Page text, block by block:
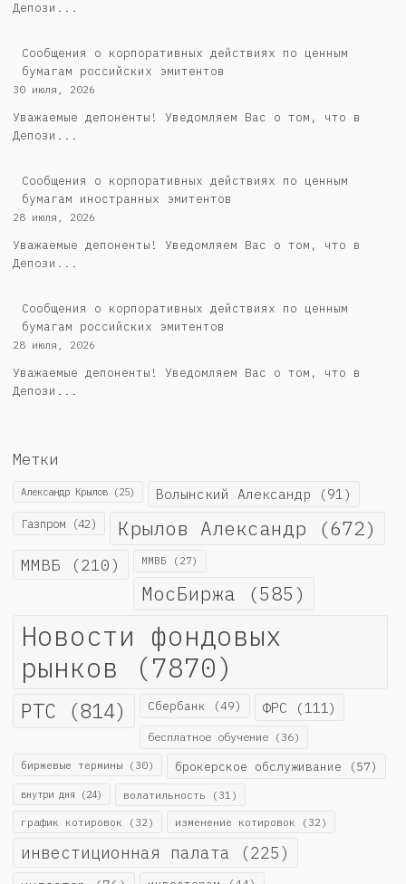
Депози...
Cообщения о корпоративных действиях по ценным
бумагам российских эмитентов
30 июля, 2026
Уважаемые депоненты! Уведомляем Вас о том, что в
Депози...
Сообщения о корпоративных действиях по ценным
бумагам иностранных эмитентов
28 июля, 2026
Уважаемые депоненты! Уведомляем Вас о том, что в
Депози...
Cообщения о корпоративных действиях по ценным
бумагам российских эмитентов
28 июля, 2026
Уважаемые депоненты! Уведомляем Вас о том, что в
Депози...
Метки
Александр Крылов (25) Волынский Александр (91)
Газпром (42) Крылов Александр (672)
ММВБ (210) ММВБ (27)
МосБиржа (585)
Новости фондовых
рынков (7870)
РТС (814) Сбербанк (49) ФРС (111)
бесплатное обучение (36)
биржевые термины (30) брокерское обслуживание (57)
внутри дня (24) волатильность (31)
график котировок (32) изменение котировок (32)
инвестиционная палата (225)